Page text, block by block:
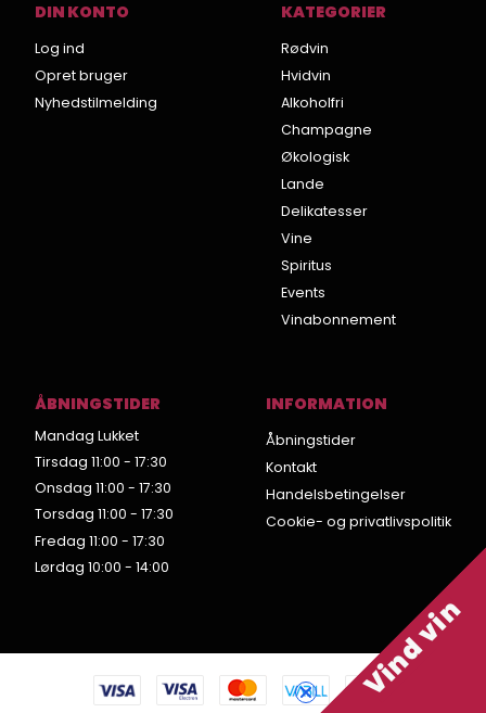
DIN KONTO
Log ind
Opret bruger
Nyhedstilmelding
KATEGORIER
Rødvin
Hvidvin
Alkoholfri
Champagne
Økologisk
Lande
Delikatesser
Vine
Spiritus
Events
Vinabonnement
ÅBNINGSTIDER
Mandag Lukket
Tirsdag 11:00 - 17:30
Onsdag 11:00 - 17:30
Torsdag 11:00 - 17:30
Fredag 11:00 - 17:30
Lørdag 10:00 - 14:00
INFORMATION
Åbningstider
Kontakt
Handelsbetingelser
Cookie- og privatlivspolitik
Vind vin